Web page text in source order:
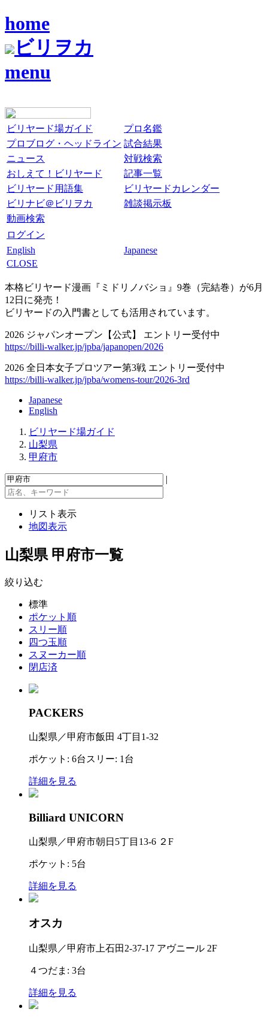
home
ビリヲカ
menu
ビリヤード場ガイド
プロ名鑑
プロブログ・ヘッドライン 試合結果
ニュース
対戦検索
おしえて！ビリヤード
記事一覧
ビリヤード用語集
ビリヤードカレンダー
ビリナビ＠ビリヲカ
雑談掲示板
動画検索
ログイン
English
Japanese
CLOSE
本格ビリヤード漫画『ミドリノバショ』9巻（完結巻）が6月
12日に発売！
ビリヤードの入門書としても活用されています。
2026 ジャパンオープン【公式】 エントリー受付中
https://billi-walker.jp/jpba/japanopen/2026
2026 全日本女子プロツアー第3戦 エントリー受付中
https://billi-walker.jp/jpba/womens-tour/2026-3rd
Japanese
English
ビリヤード場ガイド
山梨県
甲府市
|
リスト表示
地図表示
山梨県 甲府市一覧
絞り込む
標準
ポケット順
スリー順
四つ玉順
スヌーカー順
閉店済
PACKERS
山梨県／甲府市飯田 4丁目1-32
ポケット: 6台スリー: 1台
詳細を見る
Billiard UNICORN
山梨県／甲府市朝日5丁目13-6 ２F
ポケット: 5台
詳細を見る
オスカ
山梨県／甲府市上石田2-37-17 アヴニール 2F
４つだま: 3台
詳細を見る